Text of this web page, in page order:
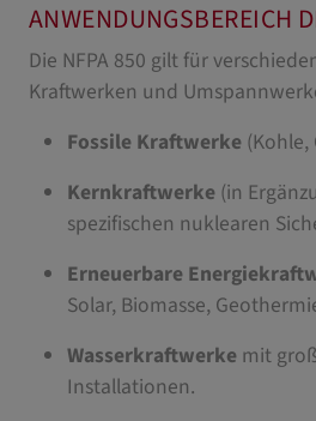
ANWENDUNGSBEREICH
Die NFPA 850 gilt für
Kraftwerken und
Fossile Kraftwerke (Kohle,
Kernkraftwerke (in
spezifischen nuklearen
Erneuerbare
Solar, Biomasse,
Wasserkraftwerke mit
Installationen.